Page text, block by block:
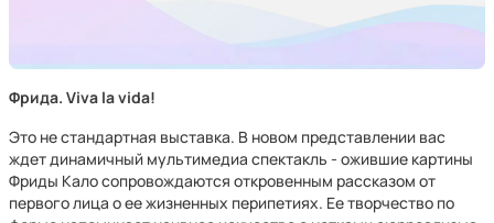
Фрида. Viva la vida!
Это не стандартная выставка. В новом представлении вас
ждет динамичный мультимедиа спектакль - ожившие картины
Фриды Кало сопровождаются откровенным рассказом от
первого лица о ее жизненных перипетиях. Ее творчество по